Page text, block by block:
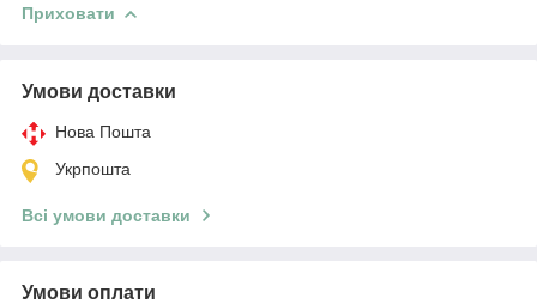
Приховати
Умови доставки
Нова Пошта
Укрпошта
Всі умови доставки
Умови оплати